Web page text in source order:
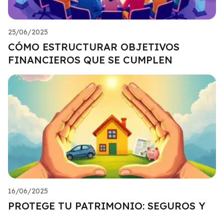
25/06/2025
CÓMO ESTRUCTURAR OBJETIVOS
FINANCIEROS QUE SE CUMPLEN
16/06/2025
PROTEGE TU PATRIMONIO: SEGUROS Y